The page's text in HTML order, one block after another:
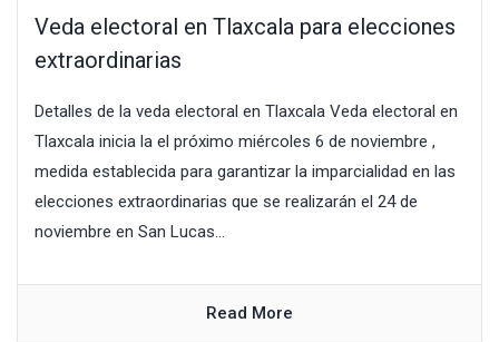
Veda electoral en Tlaxcala para elecciones
extraordinarias
Detalles de la veda electoral en Tlaxcala Veda electoral en
Tlaxcala inicia la el próximo miércoles 6 de noviembre ,
medida establecida para garantizar la imparcialidad en las
elecciones extraordinarias que se realizarán el 24 de
noviembre en San Lucas...
Read More